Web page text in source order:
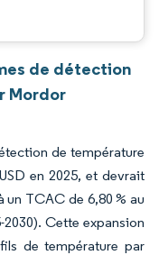
de détection
Mordor
de température
en 2025, et devrait
un TCAC de 6,80 % au
Cette expansion
de température par